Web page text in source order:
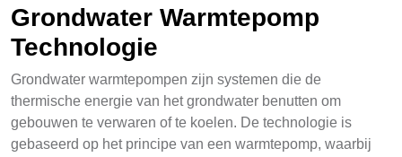
Grondwater Warmtepomp
Technologie
Grondwater warmtepompen zijn systemen die de
thermische energie van het grondwater benutten om
gebouwen te verwaren of te koelen. De technologie is
gebaseerd op het principe van een warmtepomp, waarbij